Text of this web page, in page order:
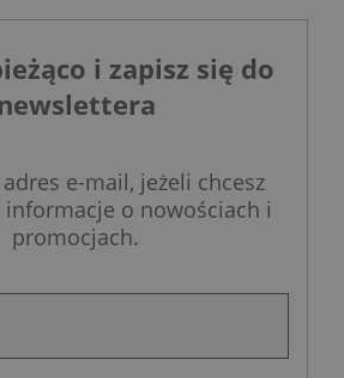
i zapisz się do
newslettera
e-mail, jeżeli chcesz
informacje o nowościach i
promocjach.